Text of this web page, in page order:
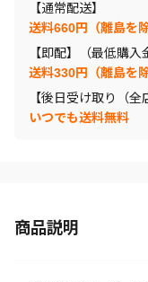
【通常配送】
送料660円（離島を
【即配】（最低購入
送料330円（離島を
【後日受け取り（全
いつでも送料無料
商品説明